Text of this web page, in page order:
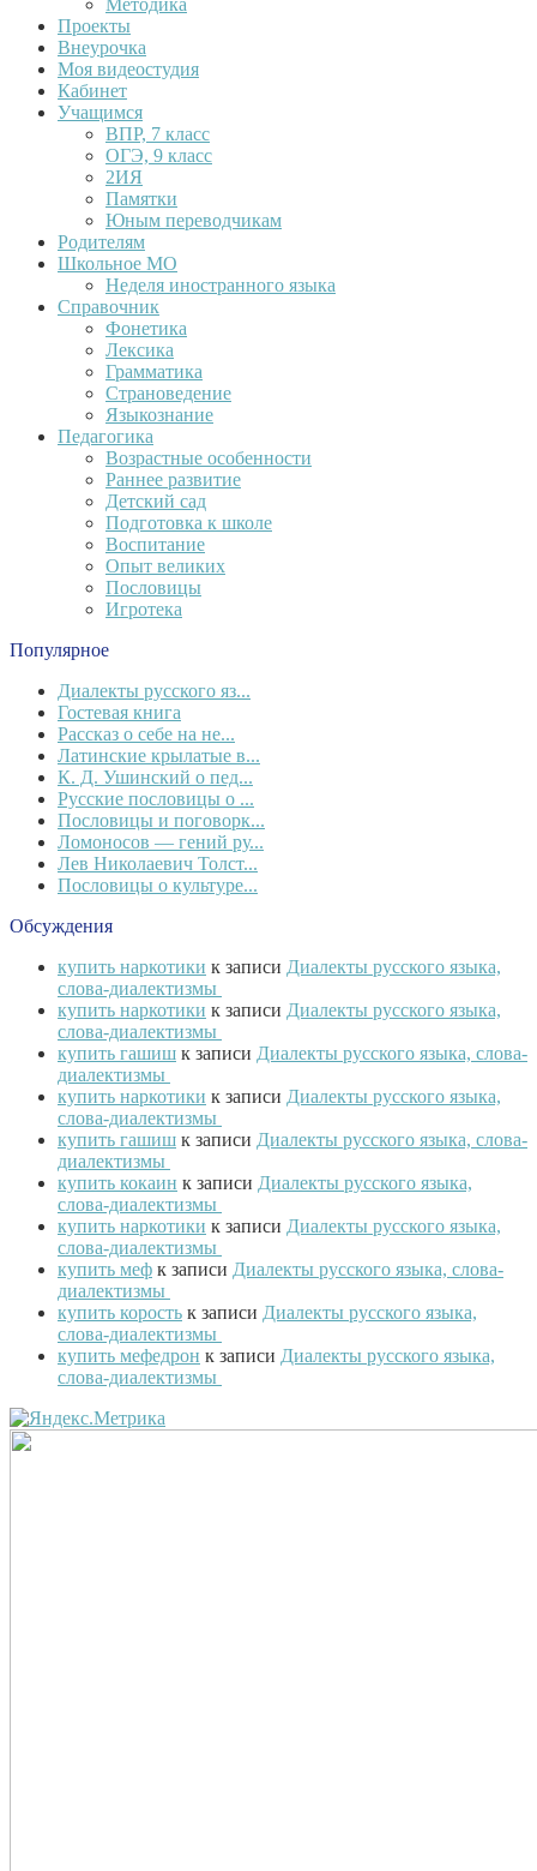
Методика
Проекты
Внеурочка
Моя видеостудия
Кабинет
Учащимся
ВПР, 7 класс
ОГЭ, 9 класс
2ИЯ
Памятки
Юным переводчикам
Родителям
Школьное МО
Неделя иностранного языка
Справочник
Фонетика
Лексика
Грамматика
Страноведение
Языкознание
Педагогика
Возрастные особенности
Раннее развитие
Детский сад
Подготовка к школе
Воспитание
Опыт великих
Пословицы
Игротека
Популярное
Диалекты русского яз...
Гостевая книга
Рассказ о себе на не...
Латинские крылатые в...
К. Д. Ушинский о пед...
Русские пословицы о ...
Пословицы и поговорк...
Ломоносов — гений ру...
Лев Николаевич Толст...
Пословицы о культуре...
Обсуждения
купить наркотики к записи Диалекты русского языка,
слова-диалектизмы
купить наркотики к записи Диалекты русского языка,
слова-диалектизмы
купить гашиш к записи Диалекты русского языка, слова-
диалектизмы
купить наркотики к записи Диалекты русского языка,
слова-диалектизмы
купить гашиш к записи Диалекты русского языка, слова-
диалектизмы
купить кокаин к записи Диалекты русского языка,
слова-диалектизмы
купить наркотики к записи Диалекты русского языка,
слова-диалектизмы
купить меф к записи Диалекты русского языка, слова-
диалектизмы
купить корость к записи Диалекты русского языка,
слова-диалектизмы
купить мефедрон к записи Диалекты русского языка,
слова-диалектизмы